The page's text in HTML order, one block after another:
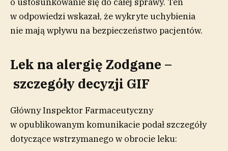
w odpowiedzi wskazał, że wykryte uchybienia
nie mają wpływu na bezpieczeństwo pacjentów.
Lek na alergię Zodgane –
szczegóły decyzji GIF
Główny Inspektor Farmaceutyczny
w opublikowanym komunikacie podał szczegóły
dotyczące wstrzymanego w obrocie leku: